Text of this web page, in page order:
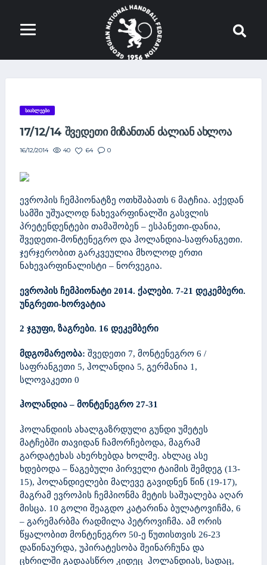
ᲡᲘᲐᲮᲚᲔᲔᲑᲘ
17/12/14 ᲨᲕᲔᲓᲔᲗᲘ ᲛᲘᲖᲐᲜᲗᲐᲜ ᲫᲐᲚᲘᲐᲜ ᲐᲮᲚᲝᲐ
16/12/2014 40 64 0
ევროპის ჩემპიონატზე ოთხშაბათს 6 მატჩია. აქედან
სამში უშუალოდ ნახევარფინალში გასვლის
პრეტენდენტები თამაშობენ – ესპანეთი-დანია,
შვედეთი-მონტენეგრო და ჰოლანდია-საფრანგეთი.
ჯერჯერობით გარკვეულია მხოლოდ ერთი
ნახევარფინალისტი – ნორვეგია.
ევროპის ჩემპიონატი 2014. ქალები. 7-21 დეკემბერი.
უნგრეთი-ხორვატია
2 ჯგუფი, ზაგრები. 16 დეკემბერი
მდგომარეობა: შვედეთი 7, მონტენეგრო 6 /
საფრანგეთი 5, ჰოლანდია 5, გერმანია 1,
სლოვაკეთი 0
ჰოლანდია – მონტენეგრო 27-31
ჰოლანდიის ახალგაზრდული გუნდი უმეტეს
მატჩებში თავიდან ჩამორჩებოდა, მაგრამ
გარდატეხას ახერხებდა ხოლმე. ახლაც ასე
ხდებოდა – წაგებული პირველი ტაიმის შემდეგ (13-
15), ჰოლანდიელები მალევე გავიდნენ წინ (19-17),
მაგრამ ევროპის ჩემპიონმა მეტის საშუალება აღარ
მისცა. 10 გოლი შეაგდო კატარინა ბულატოვიჩმა, 6
– გარემარბმა რადმილა პეტროვიჩმა. ამ ორის
წყალობით მონტენეგრო 50-ე წუთისთვის 26-23
დაწინაურდა, უპირატესობა შეინარჩუნა და
ცხრილში გადაასწრო კიდეც ჰოლანდიას, სადაც,